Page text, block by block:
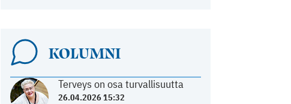
KOLUMNI
Terveys on osa turvallisuutta
26.04.2026 15:32